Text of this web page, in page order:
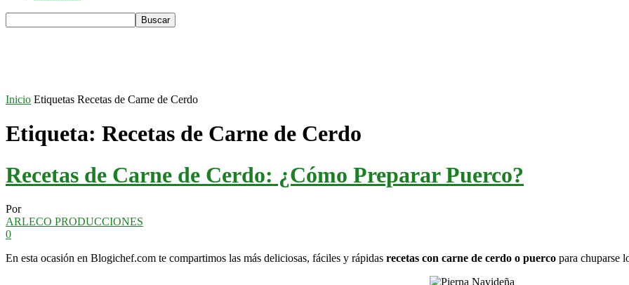
Inicio Etiquetas Recetas de Carne de Cerdo
Etiqueta: Recetas de Carne de Cerdo
Recetas de Carne de Cerdo: ¿Cómo Preparar Puerco?
Por
ARLECO PRODUCCIONES
0
En esta ocasión en Blogichef.com te compartimos las más deliciosas, fáciles y rápidas recetas con carne de cerdo o puerco para chuparse